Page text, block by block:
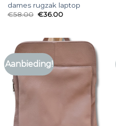
dames rugzak laptop
€58.00 €36.00
Aanbieding!